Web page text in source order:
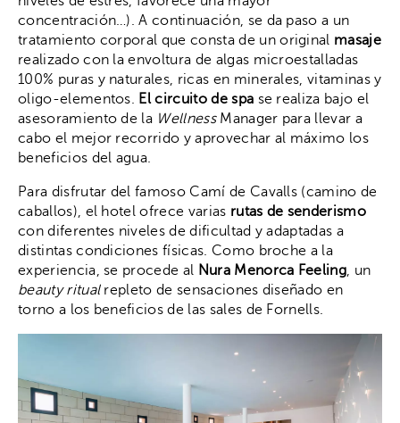
concentración…). A continuación, se da paso a un
tratamiento corporal que consta de un original masaje
realizado con la envoltura de algas microestalladas
100% puras y naturales, ricas en minerales, vitaminas y
oligo-elementos. El circuito de spa se realiza bajo el
asesoramiento de la WellnessManager para llevar a
cabo el mejor recorrido y aprovechar al máximo los
beneficios del agua.
Para disfrutar del famoso Camí de Cavalls (camino de
caballos), el hotel ofrece varias rutas de senderismo
con diferentes niveles de dificultad y adaptadas a
distintas condiciones físicas. Como broche a la
experiencia, se procede al Nura Menorca Feeling, un
beauty ritualrepleto de sensaciones diseñado en
torno a los beneficios de las sales de Fornells.